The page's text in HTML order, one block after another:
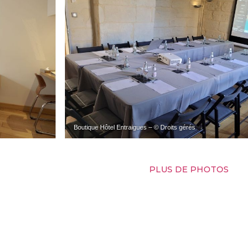
Boutique Hôtel Entraigues – © Droits gérés
PLUS DE PHOTOS